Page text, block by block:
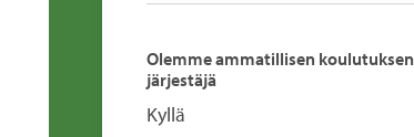
Olemme ammatillisen koulutuksen
järjestäjä
Kyllä